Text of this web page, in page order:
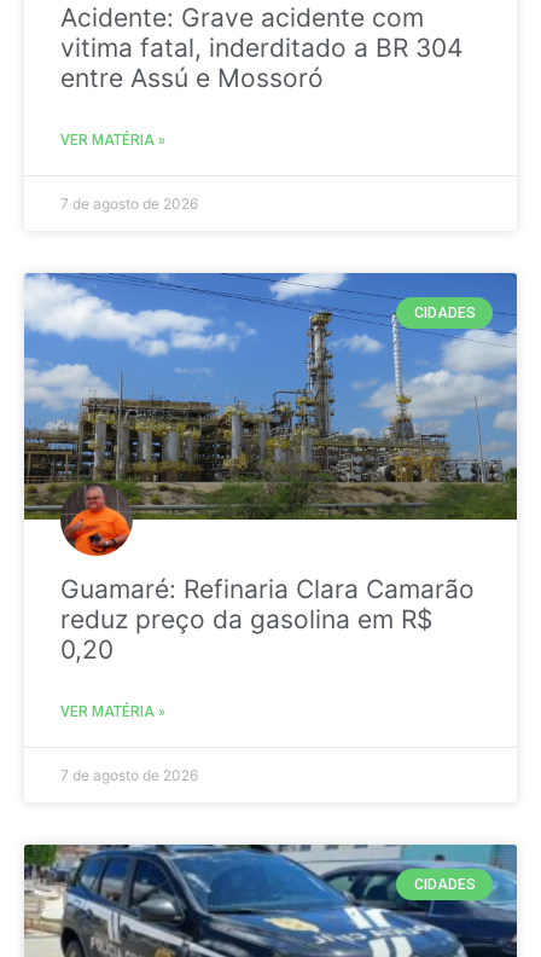
Acidente: Grave acidente com
vitima fatal, inderditado a BR 304
entre Assú e Mossoró
VER MATÉRIA »
7 de agosto de 2026
CIDADES
Guamaré: Refinaria Clara Camarão
reduz preço da gasolina em R$
0,20
VER MATÉRIA »
7 de agosto de 2026
CIDADES